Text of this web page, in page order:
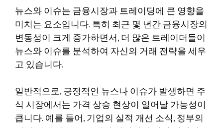
뉴스와 이슈는 금융시장과 트레이딩에 큰 영향을
미치는 요소입니다. 특히 최근 몇 년간 금융시장의
변동성이 크게 증가하면서, 더 많은 트레이더들이
뉴스와 이슈를 분석하여 자신의 거래 전략을 세우
고 있습니다.
일반적으로, 긍정적인 뉴스나 이슈가 발생하면 주
식 시장에서는 가격 상승 현상이 일어날 가능성이
큽니다. 예를 들어, 기업의 실적 개선 소식, 정부의